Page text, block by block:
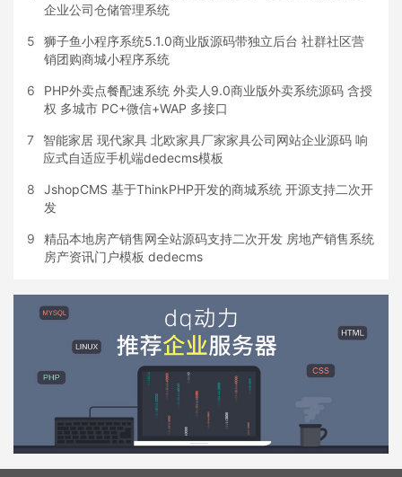
企业公司仓储管理系统
5
狮子鱼小程序系统5.1.0商业版源码带独立后台 社群社区营
销团购商城小程序系统
6
PHP外卖点餐配速系统 外卖人9.0商业版外卖系统源码 含授
权 多城市 PC+微信+WAP 多接口
7
智能家居 现代家具 北欧家具厂家家具公司网站企业源码 响
应式自适应手机端dedecms模板
8
JshopCMS 基于ThinkPHP开发的商城系统 开源支持二次开
发
9
精品本地房产销售网全站源码支持二次开发 房地产销售系统
房产资讯门户模板 dedecms